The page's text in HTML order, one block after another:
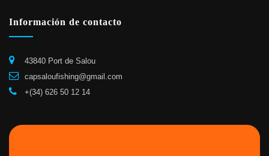
Información de contacto
43840 Port de Salou
capsaloufishing@gmail.com
+(34) 626 50 12 14